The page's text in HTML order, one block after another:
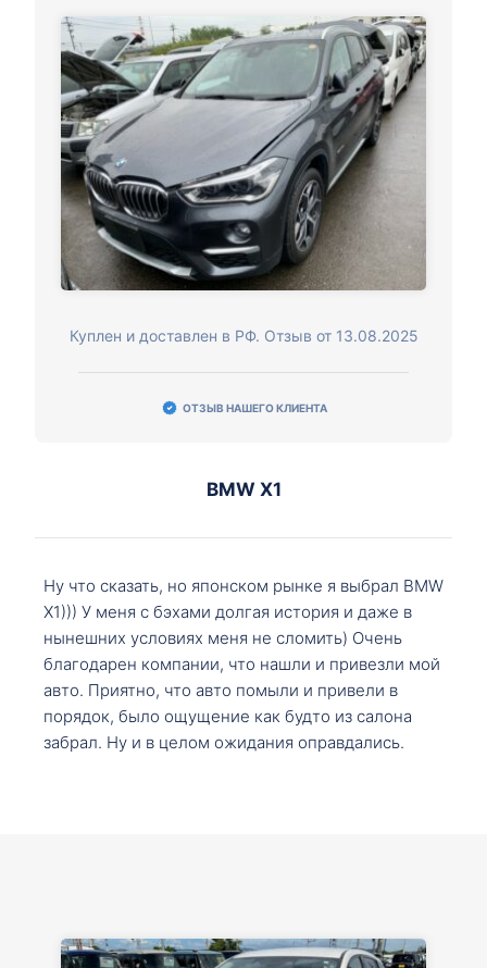
Куплен и доставлен в РФ. Отзыв от 13.08.2025
ОТЗЫВ НАШЕГО КЛИЕНТА
BMW X1
Ну что сказать, но японском рынке я выбрал BMW
X1))) У меня с бэхами долгая история и даже в
нынешних условиях меня не сломить) Очень
благодарен компании, что нашли и привезли мой
авто. Приятно, что авто помыли и привели в
порядок, было ощущение как будто из салона
забрал. Ну и в целом ожидания оправдались.